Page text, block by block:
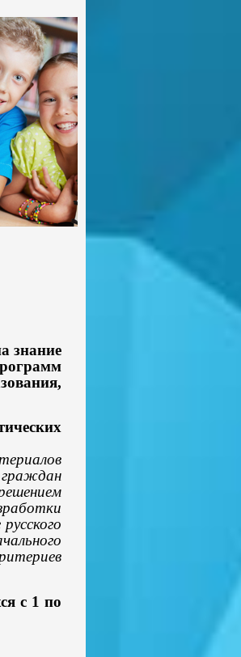
знание
граждан
с 1 по